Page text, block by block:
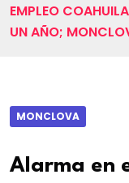
EMPLEO
UN AÑO;
MONCLOVA
Alarma en